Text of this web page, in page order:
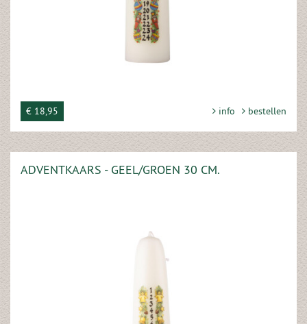
€ 18,95 info bestellen
ADVENTKAARS - GEEL/GROEN 30 CM.